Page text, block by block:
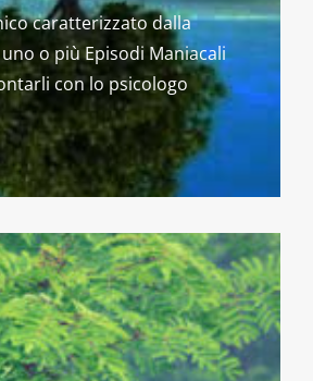
caratterizzato dalla
o più Episodi Maniacali
con lo psicologo